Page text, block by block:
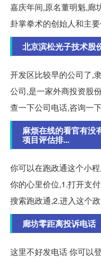
嘉庆年间,原名董明魁,廊
卦掌拳术的创始人和主要
北京滨松光子技术股
开发区比较早的公司了,
公司,是一家外商投资股
查一下公司电话,咨询一
麻烦在线的看官有没
项目评估排...
你可以在跑政通这个小
你的心里价位,1.打开支
搜索跑政通,2.进入这个政
廊坊零距离投诉电话
这里不好发电话 你可以